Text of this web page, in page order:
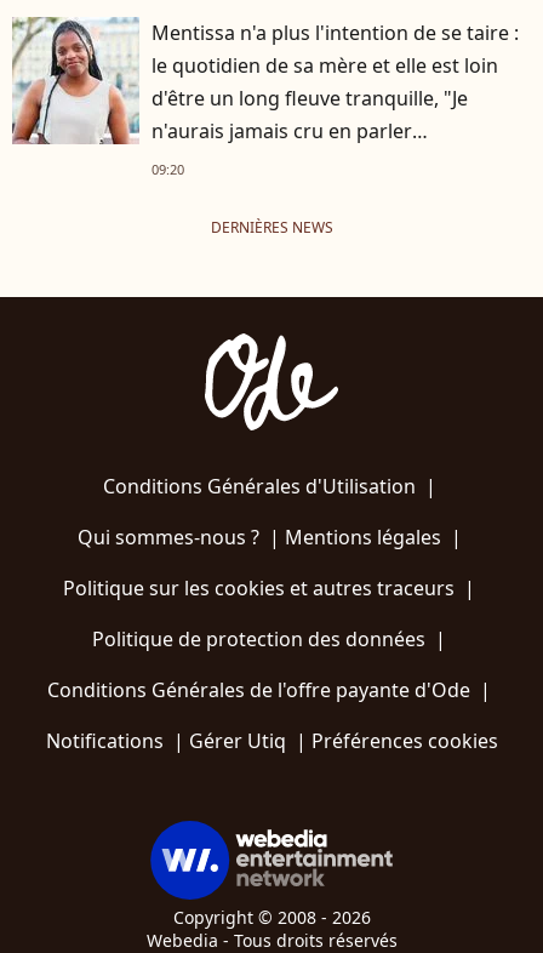
Mentissa n'a plus l'intention de se taire :
le quotidien de sa mère et elle est loin
d'être un long fleuve tranquille, "Je
n'aurais jamais cru en parler
publiquement"
09:20
DERNIÈRES NEWS
Conditions Générales d'Utilisation |
Qui sommes-nous ?| Mentions légales |
Politique sur les cookies et autres traceurs |
Politique de protection des données |
Conditions Générales de l'offre payante d'Ode |
Notifications | Gérer Utiq | Préférences cookies
Copyright © 2008 - 2026
Webedia - Tous droits réservés